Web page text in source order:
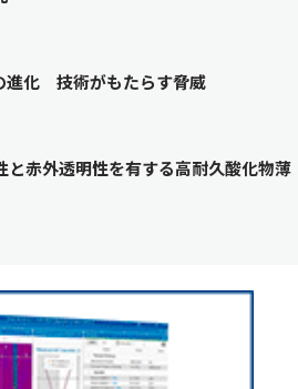
進化 技術がもたらす脅威
と赤外透明性を有する高耐久酸化物薄